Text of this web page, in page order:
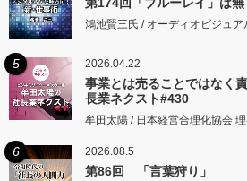
鴻池賢三氏 / オーディオビジュ
5 2026.04.22
事業とは売ることではなく
長業ネクスト#430
牟田太陽 / 日本経営合理化協会
6 2026.08.5
第86回 「言葉狩り」